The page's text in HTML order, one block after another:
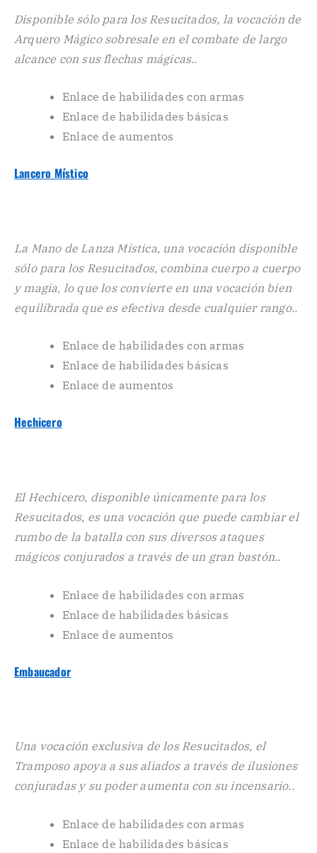
Disponible sólo para los Resucitados, la vocación de
Arquero Mágico sobresale en el combate de largo
alcance con sus flechas mágicas..
Enlace de habilidades con armas
Enlace de habilidades básicas
Enlace de aumentos
Lancero Místico
La Mano de Lanza Mística, una vocación disponible
sólo para los Resucitados, combina cuerpo a cuerpo
y magia, lo que los convierte en una vocación bien
equilibrada que es efectiva desde cualquier rango..
Enlace de habilidades con armas
Enlace de habilidades básicas
Enlace de aumentos
Hechicero
El Hechicero, disponible únicamente para los
Resucitados, es una vocación que puede cambiar el
rumbo de la batalla con sus diversos ataques
mágicos conjurados a través de un gran bastón..
Enlace de habilidades con armas
Enlace de habilidades básicas
Enlace de aumentos
Embaucador
Una vocación exclusiva de los Resucitados, el
Tramposo apoya a sus aliados a través de ilusiones
conjuradas y su poder aumenta con su incensario..
Enlace de habilidades con armas
Enlace de habilidades básicas